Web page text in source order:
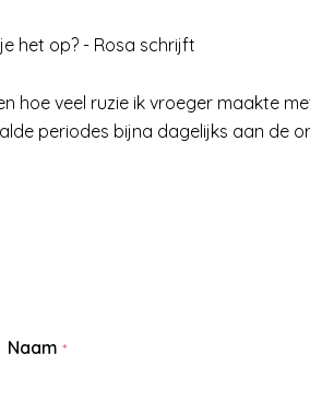
het op? - Rosa schrijft
hoe veel ruzie ik vroeger maakte
periodes bijna dagelijks aan de
Naam *